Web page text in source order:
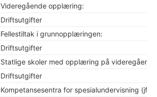
Videregående opplæring:
Driftsutgifter
Fellestiltak i grunnopplæringen:
Driftsutgifter
Statlige skoler med opplæring på
Driftsutgifter
Kompetansesentra for spesialundervisning (jf.